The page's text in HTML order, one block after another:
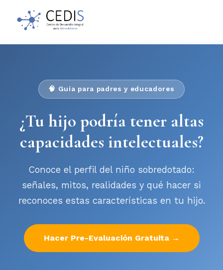
🧠 Guía para padres y educadores
¿Tu hijo podría tener altas
capacidades intelectuales?
Conoce el perfil del niño sobredotado:
señales, mitos, realidades y qué hacer si
reconoces estas características en tu hijo.
Hacer Pre-Evaluación Gratuita →